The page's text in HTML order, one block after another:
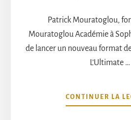
Patrick Mouratoglou,
Mouratoglou Académie à
de lancer un nouveau format
L’Ultimate …
CONTINUER LA